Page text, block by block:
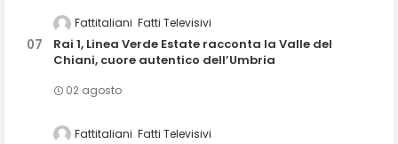
Fattitaliani Fatti Televisivi
Rai 1, Linea Verde Estate racconta la Valle del
Chiani, cuore autentico dell’Umbria
02 agosto
Fattitaliani Fatti Televisivi